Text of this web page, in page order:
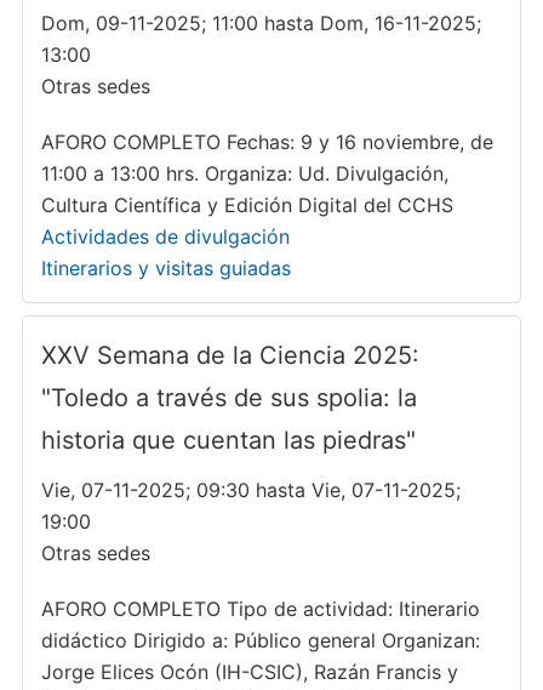
Dom, 09-11-2025; 11:00 hasta Dom, 16-11-2025;
13:00
Otras sedes
AFORO COMPLETO Fechas: 9 y 16 noviembre, de
11:00 a 13:00 hrs. Organiza: Ud. Divulgación,
Cultura Científica y Edición Digital del CCHS
Actividades de divulgación
Itinerarios y visitas guiadas
XXV Semana de la Ciencia 2025:
"Toledo a través de sus spolia: la
historia que cuentan las piedras"
Vie, 07-11-2025; 09:30 hasta Vie, 07-11-2025;
19:00
Otras sedes
AFORO COMPLETO Tipo de actividad: Itinerario
didáctico Dirigido a: Público general Organizan:
Jorge Elices Ocón (IH-CSIC), Razán Francis y